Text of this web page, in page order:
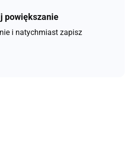
powiększanie
i natychmiast zapisz